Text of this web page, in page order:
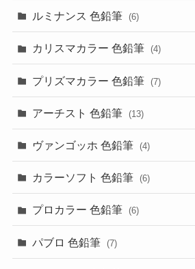
ルミナンス 色鉛筆 (6)
カリスマカラー 色鉛筆 (4)
プリズマカラー 色鉛筆 (7)
アーチスト 色鉛筆 (13)
ヴァンゴッホ 色鉛筆 (4)
カラーソフト 色鉛筆 (6)
プロカラー 色鉛筆 (6)
パブロ 色鉛筆 (7)